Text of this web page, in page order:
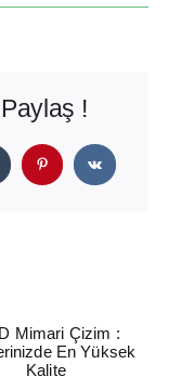
!
Pinterest Vk